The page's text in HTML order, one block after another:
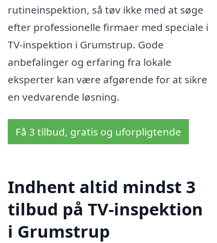
rutineinspektion, så tøv ikke med at søge
efter professionelle firmaer med speciale i
TV-inspektion i Grumstrup. Gode
anbefalinger og erfaring fra lokale
eksperter kan være afgørende for at sikre
en vedvarende løsning.
Få 3 tilbud, gratis og uforpligtende
Indhent altid mindst 3
tilbud på TV-inspektion
i Grumstrup